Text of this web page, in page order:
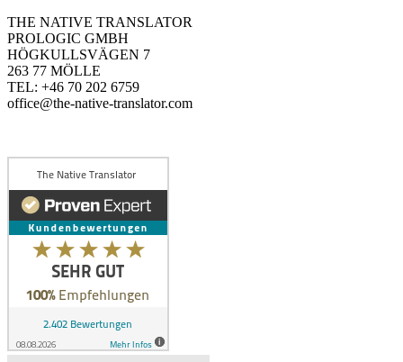
THE NATIVE TRANSLATOR
PROLOGIC GMBH
HÖGKULLSVÄGEN 7
263 77 MÖLLE
TEL: +46 70 202 6759
office@the-native-translator.com